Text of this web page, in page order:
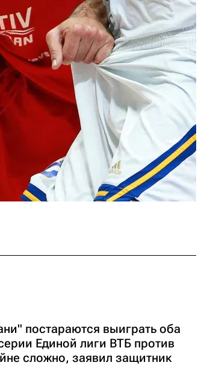
постараются выиграть оба
Единой лиги ВТБ против
сложно, заявил защитник